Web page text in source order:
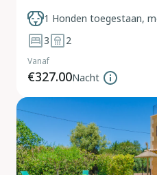
1 Honden toegestaan,
3
2
Vanaf
€327.00Nacht